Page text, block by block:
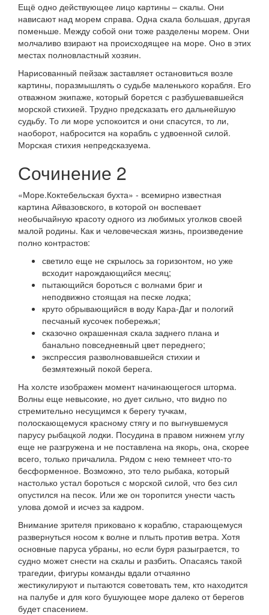
Ещё одно действующее лицо картины – скалы. Они
нависают над морем справа. Одна скала большая, другая
поменьше. Между собой они тоже разделены морем. Они
молчаливо взирают на происходящее на море. Оно в этих
местах полновластный хозяин.
Нарисованный пейзаж заставляет остановиться возле
картины, поразмышлять о судьбе маленького корабля. Его
отважном экипаже, который борется с разбушевавшейся
морской стихией. Трудно предсказать его дальнейшую
судьбу. То ли море успокоится и они спасутся, то ли,
наоборот, набросится на корабль с удвоенной силой.
Морская стихия непредсказуема.
Сочинение 2
«Море.Коктебельская бухта» - всемирно известная
картина Айвазовского, в которой он воспевает
необычайную красоту одного из любимых уголков своей
малой родины. Как и человеческая жизнь, произведение
полно контрастов:
светило еще не скрылось за горизонтом, но уже
всходит нарождающийся месяц;
пытающийся бороться с волнами бриг и
неподвижно стоящая на песке лодка;
круто обрывающийся в воду Кара-Даг и пологий
песчаный кусочек побережья;
сказочно окрашенная скала заднего плана и
банально повседневный цвет переднего;
экспрессия разволновавшейся стихии и
безмятежный покой берега.
На холсте изображен момент начинающегося шторма.
Волны еще невысокие, но дует сильно, что видно по
стремительно несущимся к берегу тучкам,
полоскающемуся красному стягу и по выгнувшемуся
парусу рыбацкой лодки. Посудина в правом нижнем углу
еще не разгружена и не поставлена на якорь, она, скорее
всего, только причалила. Рядом с нею темнеет что-то
бесформенное. Возможно, это тело рыбака, который
настолько устал бороться с морской силой, что без сил
опустился на песок. Или же он торопится унести часть
улова домой и исчез за кадром.
Внимание зрителя приковано к кораблю, старающемуся
развернуться носом к волне и плыть против ветра. Хотя
основные паруса убраны, но если буря разыграется, то
судно может снести на скалы и разбить. Опасаясь такой
трагедии, фигуры команды вдали отчаянно
жестикулируют и пытаются советовать тем, кто находится
на палубе и для кого бушующее море далеко от берегов
будет спасением.